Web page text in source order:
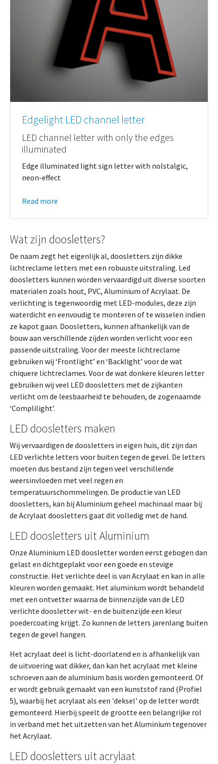
Edgelight LED channel letter
LED channel letter with only the edges
illuminated
Edge illuminated light sign letter with nolstalgic,
neon-effect
Read more
Wat zijn doosletters?
De naam zegt het eigenlijk al, doosletters zijn dikke
lichtreclame letters met een robuuste uitstraling. Led
doosletters kunnen worden vervaardigd uit diverse soorten
materialen zoals hout, PVC, Aluminium of Acrylaat. De
verlichting is tegenwoordig met LED-modules, deze zijn
waterdicht en eenvoudig te monteren of te wisselen indien
ze kapot gaan. Doosletters, kunnen afhankelijk van de
bouw aan verschillende zijden worden verlicht voor een
passende uitstraling. Voor der meeste lichtreclame
gebruiken wij ‘Frontlight’ en ‘Backlight’ voor de wat
chiquere lichtreclames. Voor de wat donkere kleuren letter
gebruiken wij veel LED doosletters met de zijkanten
verlicht om de leesbaarheid te behouden, de zogenaamde
‘Complilight’.
LED doosletters maken
Wij vervaardigen de doosletters in eigen huis, dit zijn dan
LED verlichte letters voor buiten tegen de gevel. De letters
moeten dus bestand zijn tegen veel verschillende
weersinvloeden met veel regen en
temperatuurschommelingen. De productie van LED
doosletters, kan bij Aluminium geheel machinaal maar bij
de Acrylaat doosletters gaat dit volledig met de hand.
LED doosletters uit Aluminium
Onze Aluminium LED doosletter worden eerst gebogen dan
gelast en dichtgeplakt voor een goede en stevige
constructie. Het verlichte deel is van Acrylaat en kan in alle
kleuren worden gemaakt. Het aluminium wordt behandeld
met een ontvetter waarna de binnenzijde van de LED
verlichte doosletter wit- en de buitenzijde een kleur
poedercoating krijgt. Zo kunnen de letters jarenlang buiten
tegen de gevel hangen.
Het acrylaat deel is licht-doorlatend en is afhankelijk van
de uitvoering wat dikker, dan kan het acrylaat met kleine
schroeven aan de aluminium basis worden gemonteerd. Of
er wordt gebruik gemaakt van een kunststof rand (Profiel
5), waarbij het acrylaat als een 'deksel' op de letter wordt
gemonteerd. Hierbij speelt de grootte een belangrijke rol
in verband met het uitzetten van het Aluminium tegenover
het Acrylaat.
LED doosletters uit acrylaat